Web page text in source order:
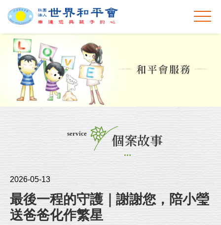
service
個案故事
2026-05-13
最後一程的守護｜謝謝您，陪小瑩
送爸爸化作繁星